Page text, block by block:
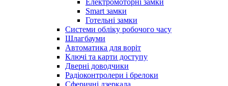
Електромоторні замки
Smart замки
Готельні замки
Системи обліку робочого часу
Шлагбауми
Автоматика для воріт
Ключі та карти доступу
Дверні доводчики
Радіоконтролери і брелоки
Сферичні дзеркала